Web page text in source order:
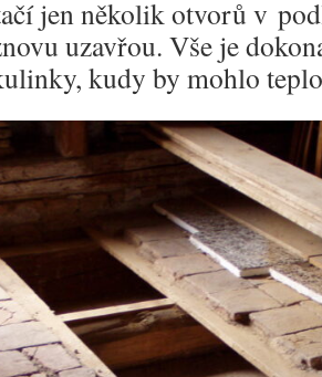
jen několik otvorů v
uzavřou. Vše je
kudy by mohlo